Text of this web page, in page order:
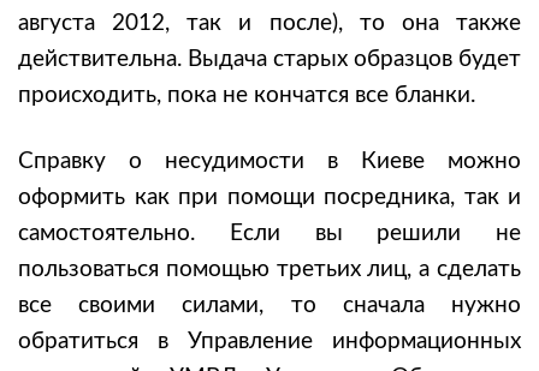
августа 2012, так и после), то она также
действительна. Выдача старых образцов будет
происходить, пока не кончатся все бланки.
Справку о несудимости в Киеве можно
оформить как при помощи посредника, так и
самостоятельно. Если вы решили не
пользоваться помощью третьих лиц, а сделать
все своими силами, то сначала нужно
обратиться в Управление информационных